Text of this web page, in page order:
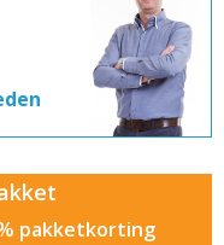
pakketkorting